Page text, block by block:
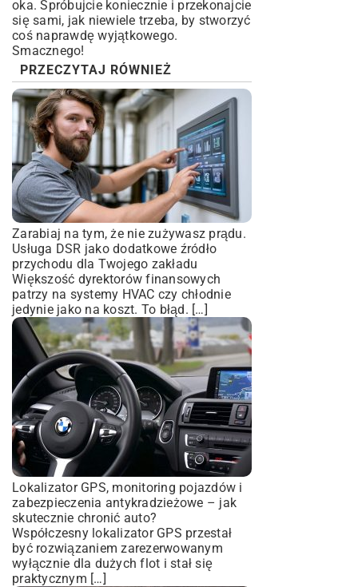
oka. Spróbujcie koniecznie i przekonajcie
się sami, jak niewiele trzeba, by stworzyć
coś naprawdę wyjątkowego.
Smacznego!
PRZECZYTAJ RÓWNIEŻ
Zarabiaj na tym, że nie zużywasz prądu.
Usługa DSR jako dodatkowe źródło
przychodu dla Twojego zakładu
Większość dyrektorów finansowych
patrzy na systemy HVAC czy chłodnie
jedynie jako na koszt. To błąd. […]
Lokalizator GPS, monitoring pojazdów i
zabezpieczenia antykradzieżowe – jak
skutecznie chronić auto?
Współczesny lokalizator GPS przestał
być rozwiązaniem zarezerwowanym
wyłącznie dla dużych flot i stał się
praktycznym […]